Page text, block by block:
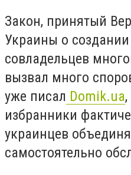
Закон, принятый
Украины о
совладельцев
вызвал много
уже писал Domik.ua
избранники
украинцев
самостоятельно